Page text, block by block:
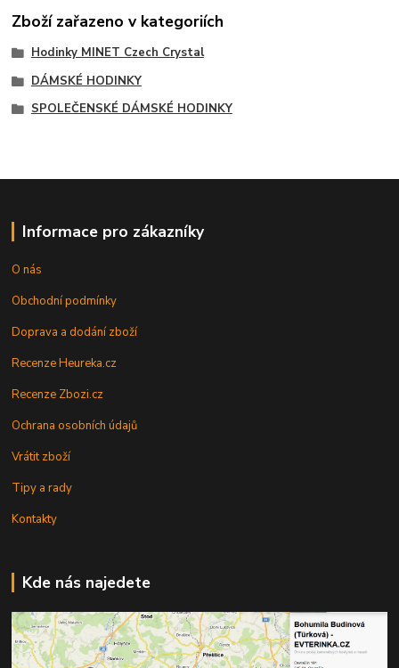
Zboží zařazeno v kategoriích
Hodinky MINET Czech Crystal
DÁMSKÉ HODINKY
SPOLEČENSKÉ DÁMSKÉ HODINKY
Informace pro zákazníky
O nás
Obchodní podmínky
Doprava a dodání zboží
Recenze Heureka.cz
Recenze Zbozi.cz
Ochrana osobních údajů
Vrátit zboží
Tipy a rady
Kontakty
Kde nás najedete